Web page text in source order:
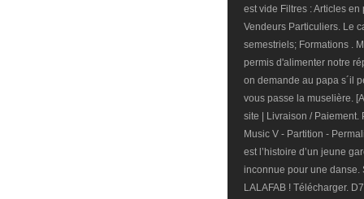
est vide Filtres : Articles
Vendeurs Particuliers. Le
semestriels; Formations .
permis d'alimenter notre
on demande au papa s´il
vous passe la muselière.
site | Livraison / Paiement.
Music V - Partition -
est l’histoire d’un jeune
inconnue pour une danse.
LALAFAB ! Télécharger.